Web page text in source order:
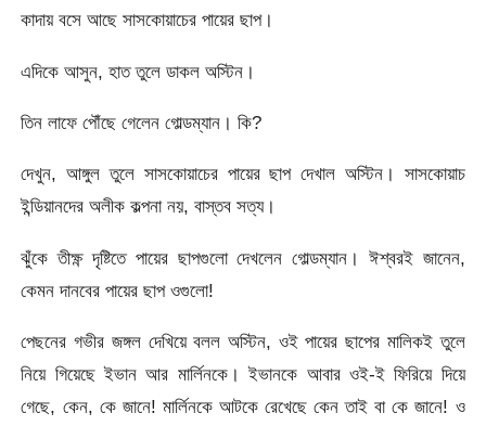
কাদায় বসে আছে সাসকোয়াচের পায়ের ছাপ।
এদিকে আসুন, হাত তুলে ডাকল অস্টিন।
তিন লাফে পৌঁছে গেলেন গোল্ডম্যান। কি?
দেখুন, আঙ্গুল তুলে সাসকোয়াচের পায়ের ছাপ দেখাল অস্টিন। সাসকোয়াচ
ইন্ডিয়ানদের অলীক কল্পনা নয়, বাস্তব সত্য।
ঝুঁকে তীক্ষ্ণ দৃষ্টিতে পায়ের ছাপগুলো দেখলেন গোল্ডম্যান। ঈশ্বরই জানেন,
কেমন দানবের পায়ের ছাপ ওগুলো!
পেছনের গভীর জঙ্গল দেখিয়ে বলল অস্টিন, ওই পায়ের ছাপের মালিকই তুলে
নিয়ে গিয়েছে ইভান আর মার্লিনকে। ইভানকে আবার ওই-ই ফিরিয়ে দিয়ে
গেছে, কেন, কে জানে! মার্লিনকে আটকে রেখেছে কেন তাই বা কে জানে! ও